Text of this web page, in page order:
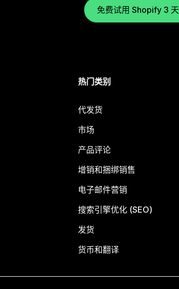
免费试用 Shopify 3 天
热门类别
代发货
市场
产品评论
增销和捆绑销售
电子邮件营销
搜索引擎优化 (SEO)
发货
货币和翻译